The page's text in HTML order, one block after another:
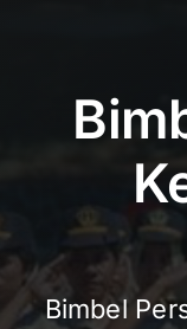
Bimbel